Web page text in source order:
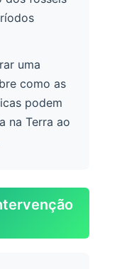
uma
como as
podem
na Terra ao